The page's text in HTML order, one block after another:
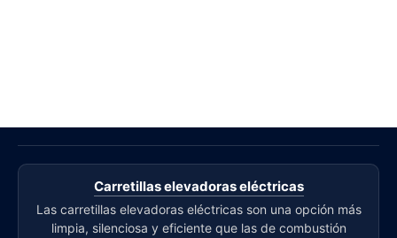
Carretillas elevadoras eléctricas
Las carretillas elevadoras eléctricas son una opción más
limpia, silenciosa y eficiente que las de combustión